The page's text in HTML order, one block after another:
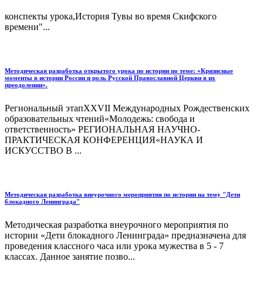
конспекты урока,История Тувы во время Скифского
времени"...
Методическая разработка открытого урока по истории по теме: «Кризисные
моменты в истории России и роль Русской Православной Церкви в их
преодолении».
Региональный этапXXVII Международных Рождественских
образовательных чтений«Молодежь: свобода и
ответственность» РЕГИОНАЛЬНАЯ НАУЧНО-
ПРАКТИЧЕСКАЯ КОНФЕРЕНЦИЯ«НАУКА И
ИСКУССТВО В ...
Методическая разработка внеурочного мероприятия по истории на тему "Дети
блокадного Ленинграда"
Методическая разработка внеурочного мероприятия по
истории «Дети блокадного Ленинграда» предназначена для
проведения классного часа или урока мужества в 5 - 7
классах. Данное занятие позво...